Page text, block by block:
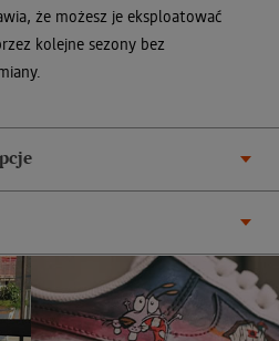
że możesz je eksploatować
kolejne sezony bez